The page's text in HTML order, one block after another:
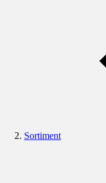
Sortiment